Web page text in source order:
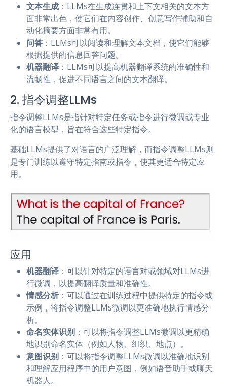
文本生成 ：LLMs在生成连贯和上下文相关的文本方
面非常出色，使它们在内容创作、创意写作辅助和自
动化摘要方面非常有用。
问答 ：LLMs可以阅读和理解文本文档，使它们能够
根据提供的信息回答问题。
机器翻译 ：LLMs可以提高机器翻译系统的准确性和
流畅性，促进不同语言之间的文本翻译。
2. 指令调整LLMs
指令调整LLMs是指针对特定任务或指令进行微调或专业
化的语言模型，旨在符合这些特定指令。
基础LLMs提供了对语言的广泛理解，而指令调整LLMs则
是专门训练以遵守特定指南或指令，使其更适合特定应
用。
应用
机器翻译 ：可以针对特定的语言对或领域对LLMs进
行微调，以提高翻译质量和准确性。
情感分析 ：可以通过在训练过程中提供特定的指令或
示例，将指令调整LLMs微调以更准确地执行情感分
析。
命名实体识别 ：可以将指令调整LLMs微调以更精确
地识别命名实体（例如人物、组织、地点）。
意图识别 ：可以将指令调整LLMs微调以准确地识别
和理解应用程序中的用户意图，例如语音助手或聊天
机器人。